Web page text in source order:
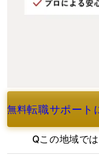
無料転職サポート
よくあるご質問
Qこの地域で